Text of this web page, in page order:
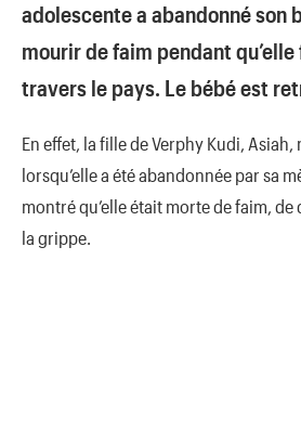
adolescente a abandonné son
mourir de faim pendant
travers le pays. Le bébé est
En effet, la fille de Verphy Kudi, Asiah,
lorsqu’elle a été abandonnée par sa
montré qu’elle était morte de faim,
la grippe.